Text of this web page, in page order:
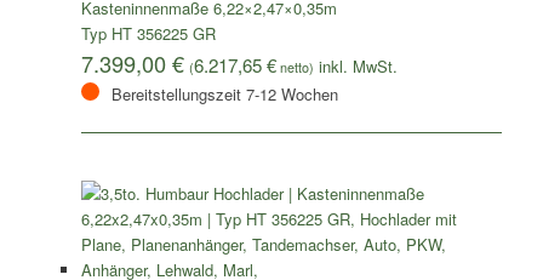
Kasteninnenmaße 6,22×2,47×0,35m
Typ HT 356225 GR
7.399,00€ (6.217,65€netto)
Bereitstellungszeit 7-12 Wochen